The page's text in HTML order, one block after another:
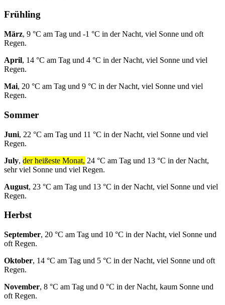
Frühling
März, 9 °C am Tag und -1 °C in der Nacht, viel Sonne und oft
Regen.
April, 14 °C am Tag und 4 °C in der Nacht, viel Sonne und viel
Regen.
Mai, 20 °C am Tag und 9 °C in der Nacht, viel Sonne und viel
Regen.
Sommer
Juni, 22 °C am Tag und 11 °C in der Nacht, viel Sonne und viel
Regen.
July, der heißeste Monat, 24 °C am Tag und 13 °C in der Nacht,
sehr viel Sonne und viel Regen.
August, 23 °C am Tag und 13 °C in der Nacht, viel Sonne und viel
Regen.
Herbst
September, 20 °C am Tag und 10 °C in der Nacht, viel Sonne und
oft Regen.
Oktober, 14 °C am Tag und 5 °C in der Nacht, viel Sonne und oft
Regen.
November, 8 °C am Tag und 0 °C in der Nacht, kaum Sonne und
oft Regen.